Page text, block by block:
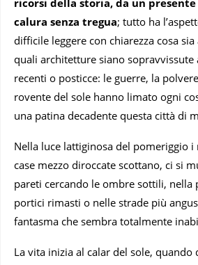
calura senza tregua; tutto ha
difficile leggere con chiarezza cosa
quali architetture siano sopravvissute
recenti o posticce: le guerre, la
rovente del sole hanno limato ogni
una patina decadente questa città di
Nella luce lattiginosa del pomeriggio
case mezzo diroccate scottano, ci si
pareti cercando le ombre sottili, nella
portici rimasti o nelle strade più
fantasma che sembra totalmente
La vita inizia al calar del sole, quando